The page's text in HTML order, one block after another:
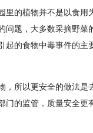
的植物并不是以食用
题，大多数采摘野菜
的食物中毒事件的主
所以更安全的做法
的监管，质量安全更